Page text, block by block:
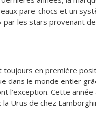
pare-chocs et un
les stars provenant
en première
dans le monde entier
l’exception. Cette année
Urus de chez